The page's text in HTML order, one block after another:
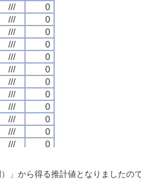
///
0
///
0
///
0
///
0
///
0
///
0
///
0
///
0
///
0
///
0
///
0
///
0
0
/// 0
///
0
///
0
///
0
///
0
///
0
///
0
///
0
///
0
///
0
///
0
///
0
///
0
0
/// 0
///
0
///
0
///
0
///
0
///
0
///
0
///
0
///
0
///
0
///
0
///
0
///
0
0
/// 0
///
0
///
0
///
0
///
0
///
0
///
0
///
0
///
0
///
0
///
0
///
0
///
0
0
/// 0
」から得る推計値となりましたの